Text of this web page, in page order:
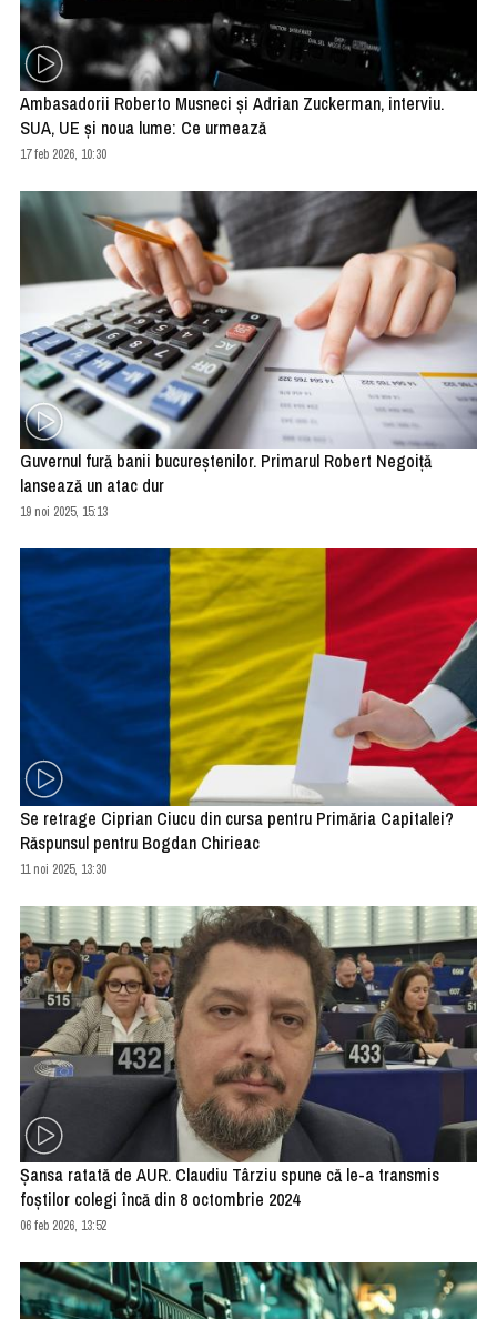
Ambasadorii Roberto Musneci și Adrian Zuckerman, interviu.
SUA, UE și noua lume: Ce urmează
17 feb 2026, 10:30
Guvernul fură banii bucureştenilor. Primarul Robert Negoiţă
lansează un atac dur
19 noi 2025, 15:13
Se retrage Ciprian Ciucu din cursa pentru Primăria Capitalei?
Răspunsul pentru Bogdan Chirieac
11 noi 2025, 13:30
Şansa ratată de AUR. Claudiu Târziu spune că le-a transmis
foştilor colegi încă din 8 octombrie 2024
06 feb 2026, 13:52